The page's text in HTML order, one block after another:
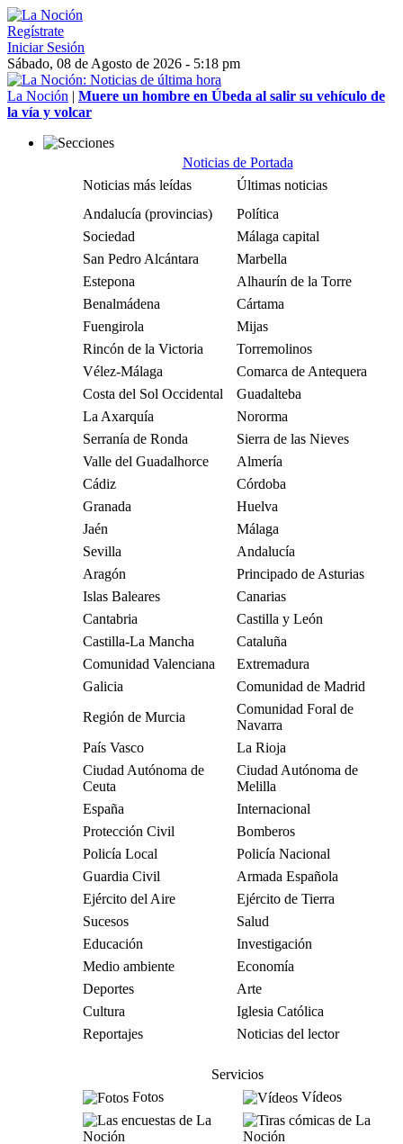
Regístrate
Iniciar Sesión
Sábado, 08 de Agosto de 2026 - 5:18 pm
La Noción | Muere un hombre en Úbeda al salir su vehículo de
la vía y volcar
Noticias de Portada
Noticias más leídas
Últimas noticias
Andalucía (provincias)
Política
Sociedad
Málaga capital
San Pedro Alcántara
Marbella
Estepona
Alhaurín de la Torre
Benalmádena
Cártama
Fuengirola
Mijas
Rincón de la Victoria
Torremolinos
Vélez-Málaga
Comarca de Antequera
Costa del Sol Occidental
Guadalteba
La Axarquía
Nororma
Serranía de Ronda
Sierra de las Nieves
Valle del Guadalhorce
Almería
Cádiz
Córdoba
Granada
Huelva
Jaén
Málaga
Sevilla
Andalucía
Aragón
Principado de Asturias
Islas Baleares
Canarias
Cantabria
Castilla y León
Castilla-La Mancha
Cataluña
Comunidad Valenciana
Extremadura
Galicia
Comunidad de Madrid
Región de Murcia
Comunidad Foral de
Navarra
País Vasco
La Rioja
Ciudad Autónoma de
Ceuta
Ciudad Autónoma de
Melilla
España
Internacional
Protección Civil
Bomberos
Policía Local
Policía Nacional
Guardia Civil
Armada Española
Ejército del Aire
Ejército de Tierra
Sucesos
Salud
Educación
Investigación
Medio ambiente
Economía
Deportes
Arte
Cultura
Iglesia Católica
Reportajes
Noticias del lector
Servicios
Fotos
Vídeos